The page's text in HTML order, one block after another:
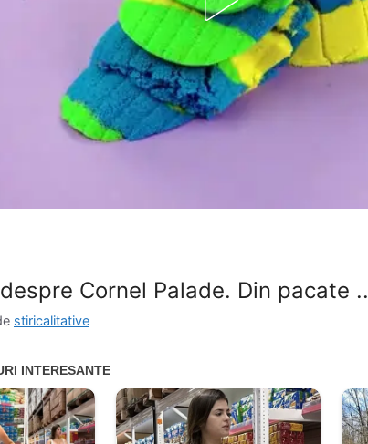
Cornel Palade. Din pacate ..
stiricalitative